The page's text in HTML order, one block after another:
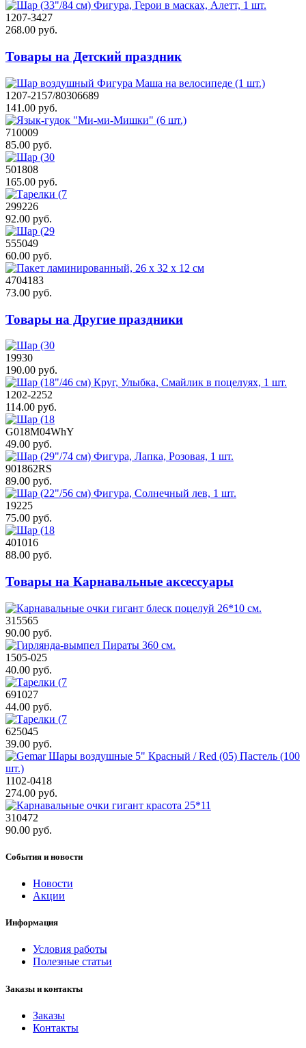
1207-3427
268.00 руб.
Товары на Детский праздник
1207-2157/80306689
141.00 руб.
710009
85.00 руб.
501808
165.00 руб.
299226
92.00 руб.
555049
60.00 руб.
4704183
73.00 руб.
Товары на Другие праздники
19930
190.00 руб.
1202-2252
114.00 руб.
G018M04WhY
49.00 руб.
901862RS
89.00 руб.
19225
75.00 руб.
401016
88.00 руб.
Товары на Карнавальные аксессуары
315565
90.00 руб.
1505-025
40.00 руб.
691027
44.00 руб.
625045
39.00 руб.
1102-0418
274.00 руб.
310472
90.00 руб.
События и новости
Новости
Акции
Информация
Условия работы
Полезные статьи
Заказы и контакты
Заказы
Контакты